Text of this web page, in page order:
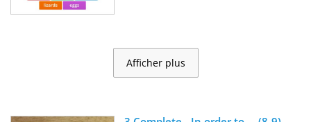
Afficher plus